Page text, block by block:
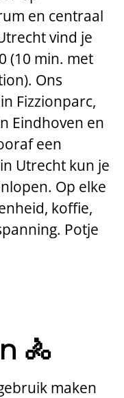
en centraal
vind je
(10 min. met
Ons
Fizzionparc,
Eindhoven en
een
Utrecht kun je
Op elke
koffie,
Potje
🚴
maken